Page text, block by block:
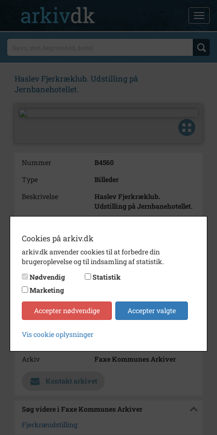
Haslev Fjerkræklub. Udstilling på
Jernbanehotellet.
Nummer
B4560
Type
Billeder
Beskrivelse
Haslev Fjerkræklub.
Udstilling på Jernbanehotellet.
Dateringsnote
Fotograf
Ukendt
Størrelse
10,5x16,5
Materiale
Se på kort
Arkiv
Faxe Kommunes Arkiver
Kontakt arkivet
Søg videre i Faxe Kommunes Arkiver
Fjerkræudstilling
Cookies på arkiv.dk
arkiv.dk anvender cookies til at forbedre din
brugeroplevelse og til indsamling af statistik.
Nødvendig
Statistik
Marketing
Accepter nødvendige Accepter valgte
Vis cookie oplysninger